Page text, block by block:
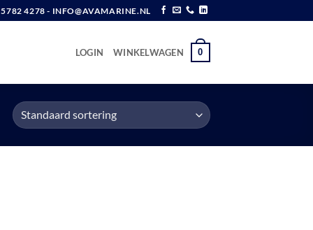
5782 4278 - INFO@AVAMARINE.NL
LOGIN WINKELWAGEN 0